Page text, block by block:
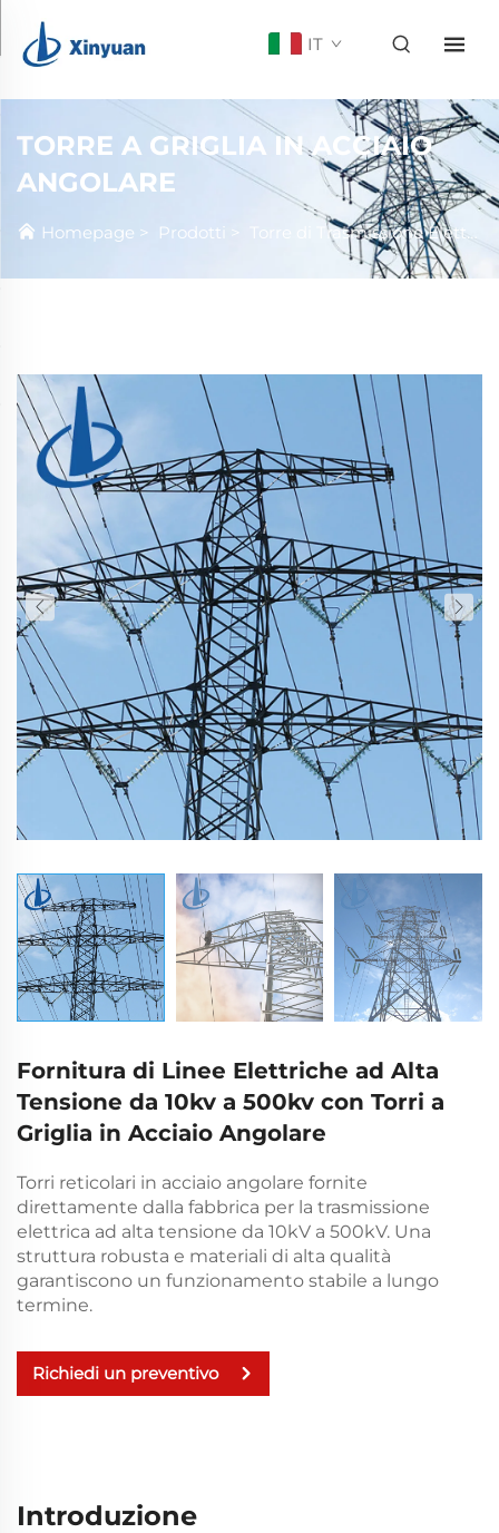
IT
TORRE A GRIGLIA IN ACCIAIO
ANGOLARE
Homepage > Prodotti > Torre di Trasmissione Elettrica
Fornitura di Linee Elettriche ad Alta
Tensione da 10kv a 500kv con Torri a
Griglia in Acciaio Angolare
Torri reticolari in acciaio angolare fornite
direttamente dalla fabbrica per la trasmissione
elettrica ad alta tensione da 10kV a 500kV. Una
struttura robusta e materiali di alta qualità
garantiscono un funzionamento stabile a lungo
termine.
Richiedi un preventivo
Introduzione